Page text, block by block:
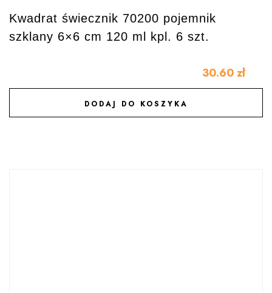
Kwadrat świecznik 70200 pojemnik
szklany 6×6 cm 120 ml kpl. 6 szt.
30.60 zł
DODAJ DO KOSZYKA
DODAJ DO ULUBIONYCH